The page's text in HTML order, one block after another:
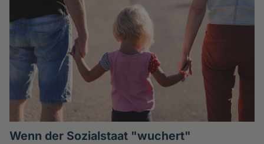
Wenn der Sozialstaat "wuchert"